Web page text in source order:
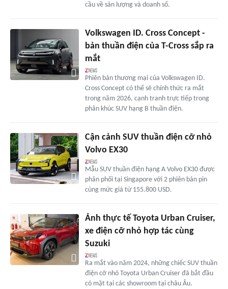
cầu về sản lượng và doanh số.
Volkswagen ID. Cross Concept -
bản thuần điện của T-Cross sắp ra
mắt
Phiên bản thương mại của Volkswagen ID.
Cross Concept có thể sẽ chính thức ra mắt
trong năm 2026, cạnh tranh trực tiếp trong
phân khúc SUV hạng B thuần điện.
Cận cảnh SUV thuần điện cỡ nhỏ
Volvo EX30
Mẫu SUV thuần điện hạng A Volvo EX30 được
phân phối tại Singapore với 2 phiên bản pin
cùng mức giá từ 155.800 USD.
Ảnh thực tế Toyota Urban Cruiser,
xe điện cỡ nhỏ hợp tác cùng
Suzuki
Ra mắt vào năm 2024, những chiếc SUV thuần
điện cỡ nhỏ Toyota Urban Cruiser đã bắt đầu
có mặt tại các showroom tại châu Âu.